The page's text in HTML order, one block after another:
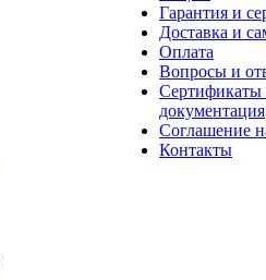
Гарантия и
Доставка и
Оплата
Вопросы и
Сертификаты
документация
Соглашение
Контакты